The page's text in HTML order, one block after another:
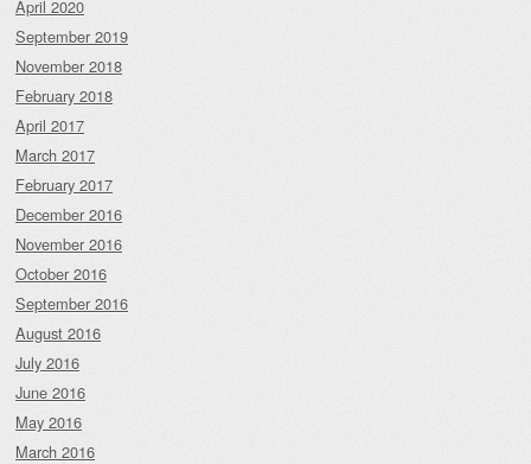
April 2020
September 2019
November 2018
February 2018
April 2017
March 2017
February 2017
December 2016
November 2016
October 2016
September 2016
August 2016
July 2016
June 2016
May 2016
March 2016